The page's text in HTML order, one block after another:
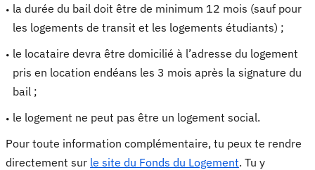
la durée du bail doit être de minimum 12 mois (sauf pour
les logements de transit et les logements étudiants) ;
le locataire devra être domicilié à l’adresse du logement
pris en location endéans les 3 mois après la signature du
bail ;
le logement ne peut pas être un logement social.
Pour toute information complémentaire, tu peux te rendre
directement sur le site du Fonds du Logement. Tu y